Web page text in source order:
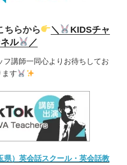
ちらから ＼
KIDSチャ
ル
／
講師一同心よりお待ちしてお
ます
県）英会話スクール・英会話教